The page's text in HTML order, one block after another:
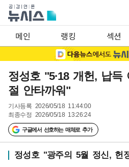
메인 랭킹 섹션
정성호 "5·18 개헌, 납득
절 안타까워"
기사등록 2026/05/18 11:44:00
최종수정 2026/05/18 13:26:24
구글에서 선호하는 매체로 추가
정성호 "광주의 5월 정신, 헌